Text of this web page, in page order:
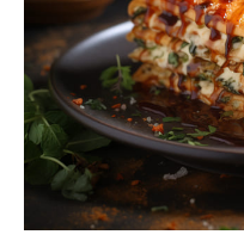
enceinte :
quelles
précautions
pendant
la
grossesse ?